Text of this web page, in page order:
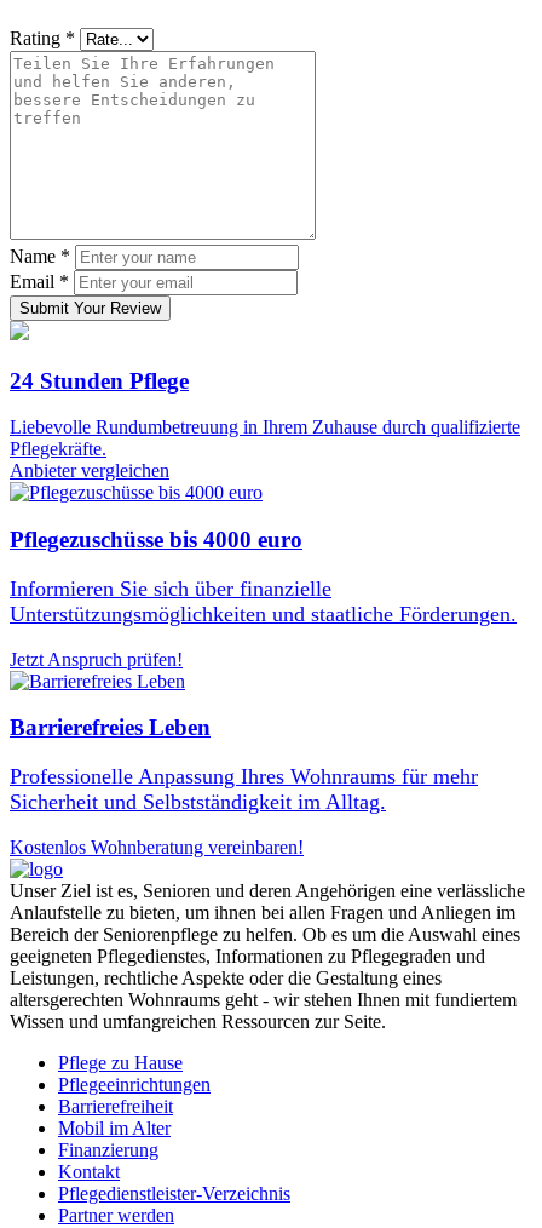
Rating *
Name *
Email *
Submit Your Review
24 Stunden Pflege
Liebevolle Rundumbetreuung in Ihrem Zuhause durch qualifizierte
Pflegekräfte.
Anbieter vergleichen
Pflegezuschüsse bis 4000 euro
Informieren Sie sich über finanzielle
Unterstützungsmöglichkeiten und staatliche Förderungen.
Jetzt Anspruch prüfen!
Barrierefreies Leben
Professionelle Anpassung Ihres Wohnraums für mehr
Sicherheit und Selbstständigkeit im Alltag.
Kostenlos Wohnberatung vereinbaren!
Unser Ziel ist es, Senioren und deren Angehörigen eine verlässliche
Anlaufstelle zu bieten, um ihnen bei allen Fragen und Anliegen im
Bereich der Seniorenpflege zu helfen. Ob es um die Auswahl eines
geeigneten Pflegedienstes, Informationen zu Pflegegraden und
Leistungen, rechtliche Aspekte oder die Gestaltung eines
altersgerechten Wohnraums geht - wir stehen Ihnen mit fundiertem
Wissen und umfangreichen Ressourcen zur Seite.
Pflege zu Hause
Pflegeeinrichtungen
Barrierefreiheit
Mobil im Alter
Finanzierung
Kontakt
Pflegedienstleister-Verzeichnis
Partner werden